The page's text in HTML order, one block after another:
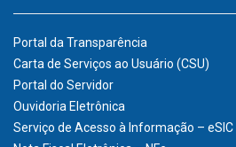
Portal da Transparência
Carta de Serviços ao Usuário (CSU)
Portal do Servidor
Ouvidoria Eletrônica
Serviço de Acesso à Informação – eSIC